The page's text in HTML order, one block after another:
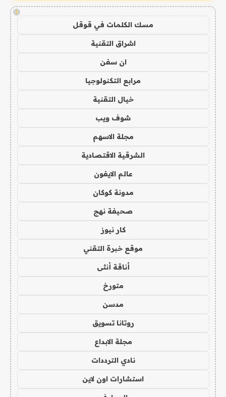
!
مسك الكلمات في قوقل
اشراق التقنية
ان سفن
مرابع التكنولوجيا
خيال التقنية
شوف ويب
مجلة الاسهم
الشرقية الاقتصادية
عالم الايفون
مدونة كوكان
صحيفة نهج
كار نيوز
موقع خبرة التقني
أناقة أنثى
متورخ
مدسن
روتانا تسويق
مجلة الابداع
نادي الترددات
استشارات اون لاين